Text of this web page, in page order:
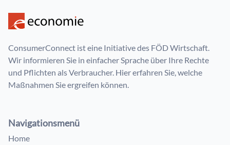
ConsumerConnect ist eine Initiative des FÖD Wirtschaft.
Wir informieren Sie in einfacher Sprache über Ihre Rechte
und Pflichten als Verbraucher. Hier erfahren Sie, welche
Maßnahmen Sie ergreifen können.
Navigationsmenü
Home